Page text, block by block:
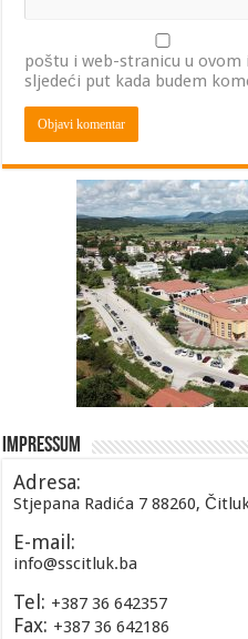
poštu i web-stranicu u
sljedeći put kada budem
Impressum
Adresa:
Stjepana Radića 7 88260,
E-mail:
info@sscitluk.ba
Tel: +387 36 642357
Fax: +387 36 642186